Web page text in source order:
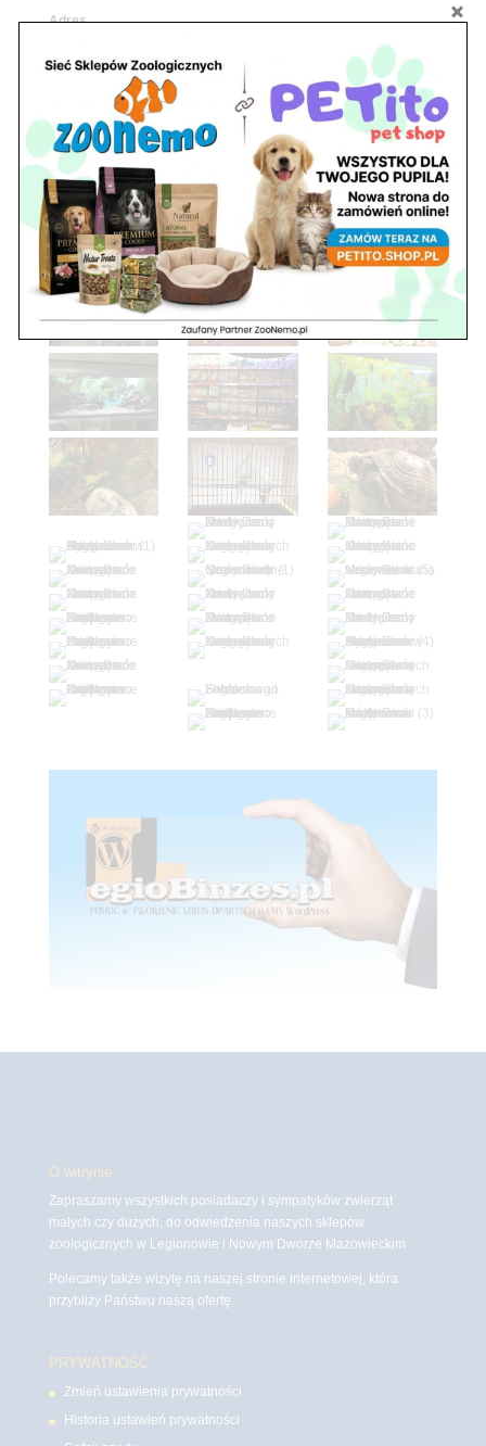
Adres
ul. Leśna 2
tel. 503 900 215
Godziny pracy
pon. – piąt. 10.00 – 19.00
sob. 8.00 – 15.00
niedz. zamknięte
O witrynie
Zapraszamy wszystkich posiadaczy i sympatyków zwierząt
małych czy dużych, do odwiedzenia naszych sklepów
zoologicznych w Legionowie i Nowym Dworze Mazowieckim
Polecamy także wizytę na naszej stronie internetowej, która
przybliży Państwu naszą ofertę.
PRYWATNOŚĆ
Zmień ustawienia prywatności
Historia ustawień prywatności